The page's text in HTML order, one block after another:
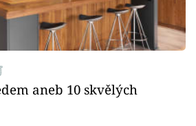
aneb 10 skvělých